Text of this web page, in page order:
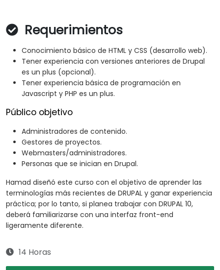
Requerimientos
Conocimiento básico de HTML y CSS (desarrollo web).
Tener experiencia con versiones anteriores de Drupal
es un plus (opcional).
Tener experiencia básica de programación en
Javascript y PHP es un plus.
Público objetivo
Administradores de contenido.
Gestores de proyectos.
Webmasters/administradores.
Personas que se inician en Drupal.
Hamad diseñó este curso con el objetivo de aprender las
terminologías más recientes de DRUPAL y ganar experiencia
práctica; por lo tanto, si planea trabajar con DRUPAL 10,
deberá familiarizarse con una interfaz front-end
ligeramente diferente.
14 Horas